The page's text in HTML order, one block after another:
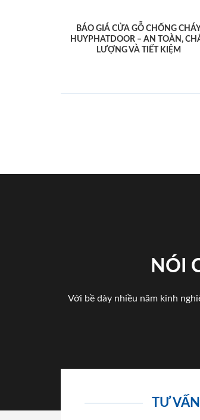
BÁO GIÁ CỬA GỖ CHỐNG CHÁY
HUYPHATDOOR – AN TOÀN,
LƯỢNG VÀ TIẾT KIỆM
NÓI
Với bề dày nhiều năm kinh
TƯ